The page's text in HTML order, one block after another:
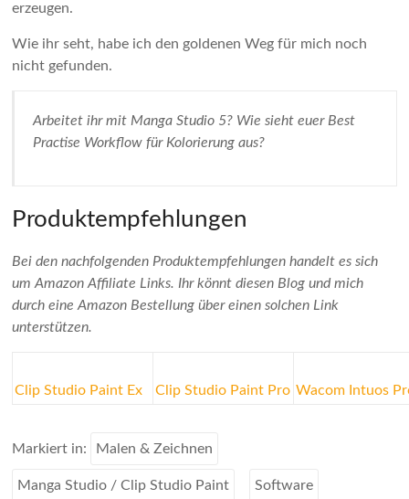
erzeugen.
Wie ihr seht, habe ich den goldenen Weg für mich noch
nicht gefunden.
Arbeitet ihr mit Manga Studio 5? Wie sieht euer Best
Practise Workflow für Kolorierung aus?
Produktempfehlungen
Bei den nachfolgenden Produktempfehlungen handelt es sich
um Amazon Affiliate Links. Ihr könnt diesen Blog und mich
durch eine Amazon Bestellung über einen solchen Link
unterstützen.
Clip Studio Paint Ex Clip Studio Paint Pro Wacom Intuos
Markiert in: Malen & Zeichnen
Manga Studio / Clip Studio Paint Software